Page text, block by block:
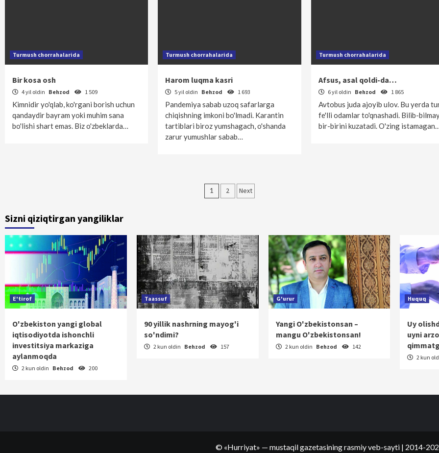
Turmush chorrahalarida
Bir kosa osh
4 yil oldin Behzod 1 509
Kimnidir yo'qlab, ko'rgani borish uchun
qandaydir bayram yoki muhim sana
bo'lishi shart emas. Biz o'zbeklarda…
Turmush chorrahalarida
Harom luqma kasri
5 yil oldin Behzod 1 693
Pandemiya sabab uzoq safarlarga
chiqishning imkoni bo'lmadi. Karantin
tartiblari biroz yumshagach, o'shanda
zarur yumushlar sabab…
Turmush chorrahalarida
Afsus, asal qoldi-da…
6 yil oldin Behzod 1 865
Avtobus juda ajoyib ulov. Bu yerda
fe'lli odamlar to'qnashadi. Bilib-
bir-birini kuzatadi. O'zing
Maqolalar
1 2 Next
Sizni qiziqtirgan yangiliklar
E'tirof
O'zbekiston yangi global
iqtisodiyotda ishonchli
investitsiya markaziga
aylanmoqda
2 kun oldin Behzod 200
Taassuf
90 yillik nashrning mayog'i
so'ndimi?
2 kun oldin Behzod 157
G'urur
Yangi O'zbekistonsan –
mangu O'zbekistonsan!
2 kun oldin Behzod 142
Huquq
Uy
uyni
2 kun
© «Hurriyat» — mustaqil gazetasining rasmiy veb-sayti | 2014-